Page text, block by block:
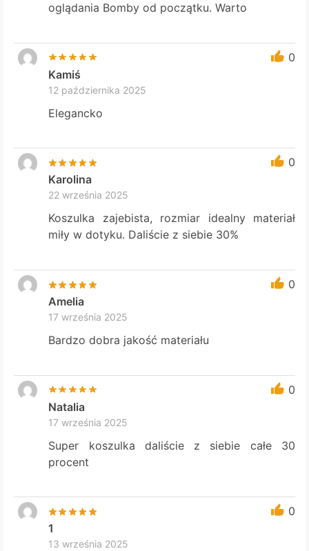
oglądania Bomby od początku. Warto
0
Kamiś
12 października 2025
Elegancko
0
Karolina
22 września 2025
Koszulka zajebista, rozmiar idealny materiał
miły w dotyku. Daliście z siebie 30%
0
Amelia
17 września 2025
Bardzo dobra jakość materiału
0
Natalia
17 września 2025
Super koszulka daliście z siebie całe 30
procent
0
1
13 września 2025